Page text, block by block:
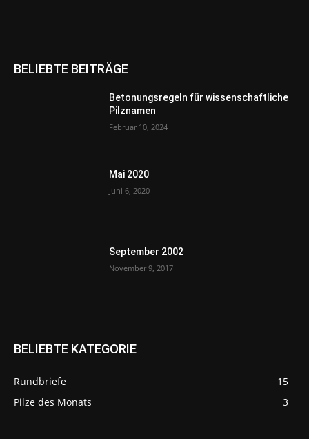
BELIEBTE BEITRÄGE
Betonungsregeln für wissenschaftliche
Pilznamen
Februar 10, 2024
Mai 2020
Juni 6, 2020
September 2002
November 9, 2017
BELIEBTE KATEGORIE
Rundbriefe
15
Pilze des Monats
3